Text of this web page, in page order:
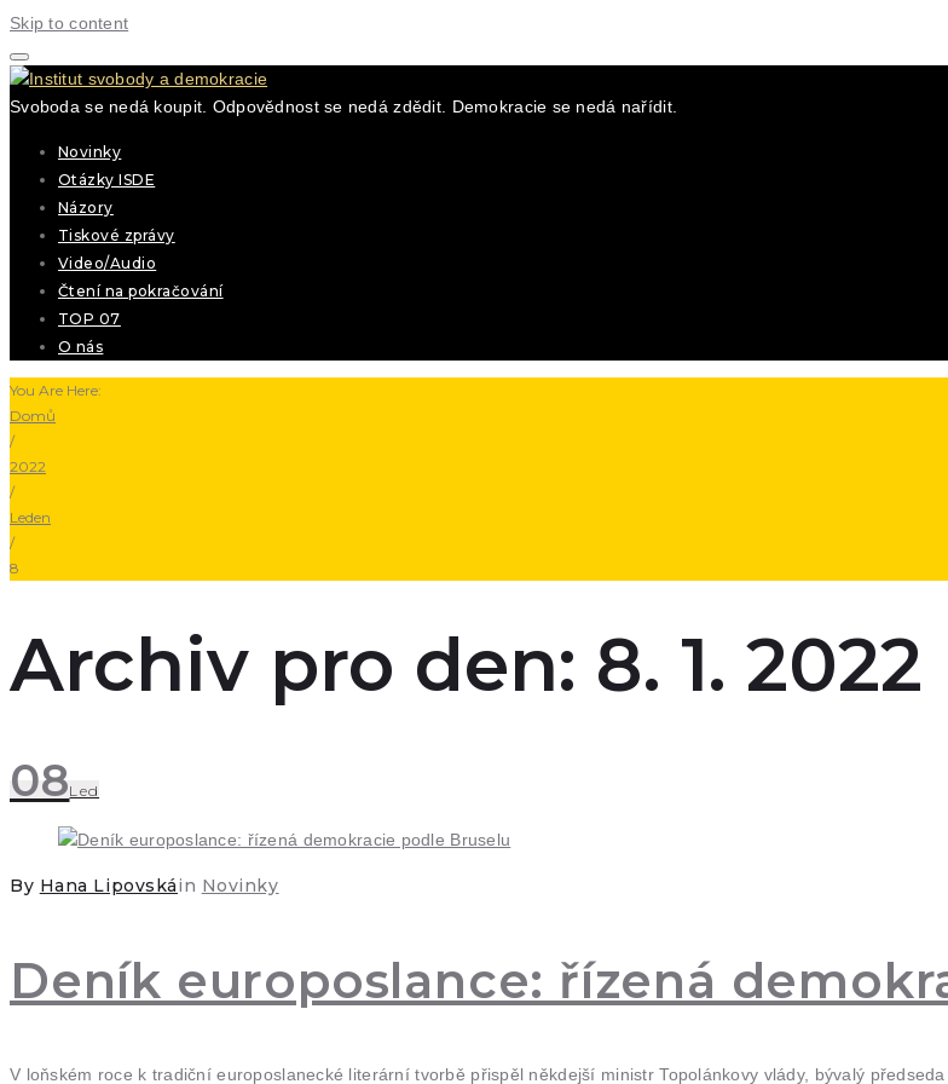
Skip to content
Svoboda se nedá koupit. Odpovědnost se nedá zdědit. Demokracie se nedá nařídit.
Novinky
Otázky ISDE
Názory
Tiskové zprávy
Video/Audio
Čtení na pokračování
TOP 07
O nás
You Are Here:
Domů
/
2022
/
Leden
/
8
Archiv pro den: 8. 1. 2022
08Led
By Hana Lipovskáin Novinky
Deník europoslance: řízená
V loňském roce k tradiční europoslanecké literární tvorbě přispěl někdejší ministr Topolánkovy vlády, bývalý